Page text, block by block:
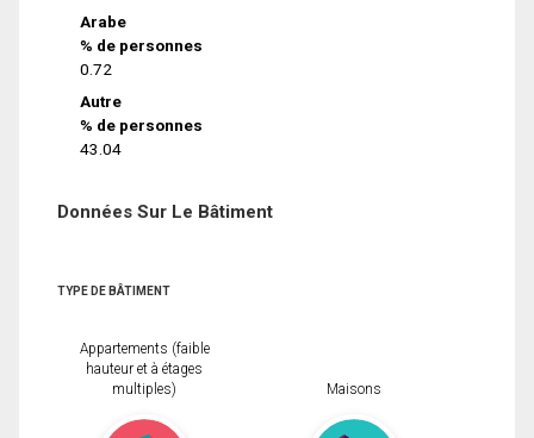
Arabe
% de personnes
0.72
Autre
% de personnes
43.04
Données Sur Le Bâtiment
TYPE DE BÂTIMENT
Appartements (faible
hauteur et à étages
multiples)
Maisons